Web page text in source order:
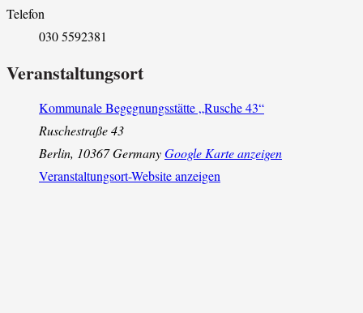
Telefon
030 5592381
Veranstaltungsort
Kommunale Begegnungsstätte „Rusche 43“
Ruschestraße 43
Berlin, 10367GermanyGoogle Karte anzeigen
Veranstaltungsort-Website anzeigen